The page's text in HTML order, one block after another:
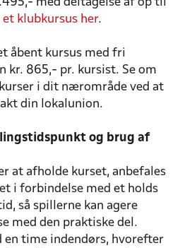
med deltagelse af op til
et klubkursus her.
åbent kursus med fri
kr. 865,- pr. kursist. Se om
i dit nærområde ved at
din lokalunion.
og brug af
at afholde kurset, anbefales
i forbindelse med et holds
så spillerne kan agere
med den praktiske del.
en time indendørs, hvorefter